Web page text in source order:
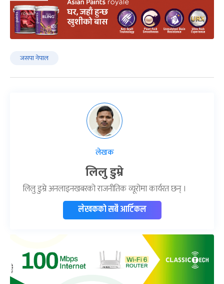
जसपा नेपाल
लेखक
लिलु डुम्रे
लिलु डुम्रे अनलाइनखबरको राजनीतिक व्यूरोमा कार्यरत छन् ।
लेखकको सबै आर्टिकल